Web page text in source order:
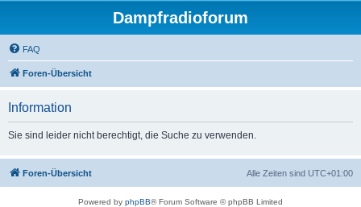
Dampfradioforum
FAQ
Foren-Übersicht
Information
Sie sind leider nicht berechtigt, die Suche zu verwenden.
Foren-Übersicht Alle Zeiten sind UTC+01:00
Powered by phpBB® Forum Software © phpBB Limited